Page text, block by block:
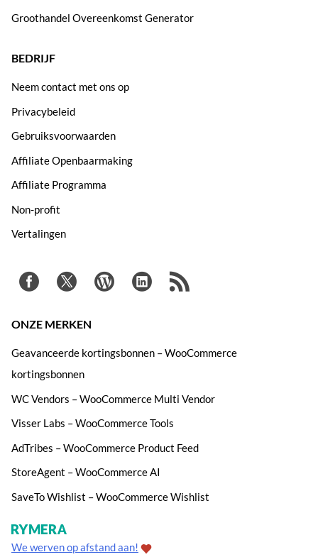
Groothandel Overeenkomst Generator
BEDRIJF
Neem contact met ons op
Privacybeleid
Gebruiksvoorwaarden
Affiliate Openbaarmaking
Affiliate Programma
Non-profit
Vertalingen
ONZE MERKEN
Geavanceerde kortingsbonnen – WooCommerce
kortingsbonnen
WC Vendors – WooCommerce Multi Vendor
Visser Labs – WooCommerce Tools
AdTribes – WooCommerce Product Feed
StoreAgent – WooCommerce AI
SaveTo Wishlist – WooCommerce Wishlist
We werven op afstand aan!